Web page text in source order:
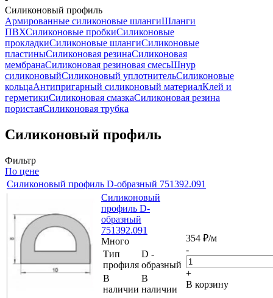
Силиконовый профиль
Армированные силиконовые шлангиШланги
ПВХСиликоновые пробкиСиликоновые
прокладкиСиликоновые шлангиСиликоновые
пластиныСиликоновая резинаСиликоновая
мембранаСиликоновая резиновая смесьШнур
силиконовыйСиликоновый уплотнительСиликоновые
кольцаАнтипригарный силиконовый материалКлей и
герметикиСиликоновая смазкаСиликоновая резина
пористаяСиликоновая трубка
Силиконовый профиль
Фильтр
По цене
Силиконовый профиль D-образный 751392.091
Силиконовый
профиль D-
образный
751392.091
Много
Тип
профиля
D -
образный
В
наличии
В
наличии
354 ₽/м
-
+
В корзину